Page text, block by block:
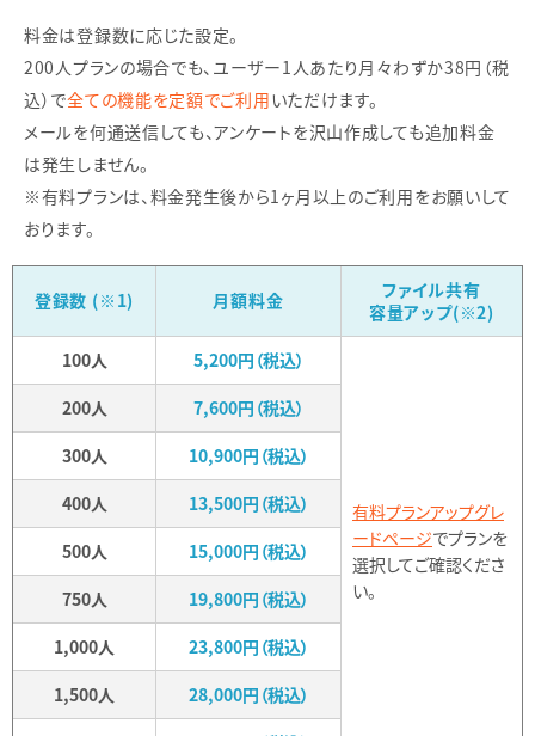
料金は登録数に応じた設定。
200人プランの場合でも、ユーザー1人あたり月々わずか38円（税
込）で全ての機能を定額でご利用いただけます。
メールを何通送信しても、アンケートを沢山作成しても追加料金
は発生しません。
※有料プランは、料金発生後から1ヶ月以上のご利用をお願いして
おります。
登録数 (※1) 月額料金
ファイル共有
容量アップ(※2)
100人
5,200円（税込）
有料プランアップグレ
ードページでプランを
選択してご確認くださ
い。
200人
7,600円（税込）
300人
10,900円（税込）
400人
13,500円（税込）
500人
15,000円（税込）
750人
19,800円（税込）
1,000人
23,800円（税込）
1,500人
28,000円（税込）